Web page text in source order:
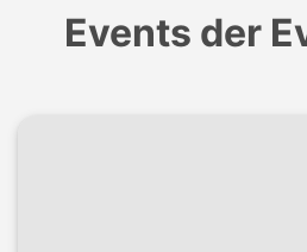
Events der